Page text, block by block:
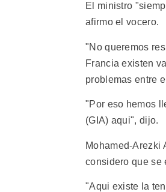
El ministro
afirmo el vocero.
"No queremos
Francia existen
problemas entre
"Por eso hemos
(GIA) aqui", dijo.
Mohamed-Arezki
considero que se
"Aqui existe la